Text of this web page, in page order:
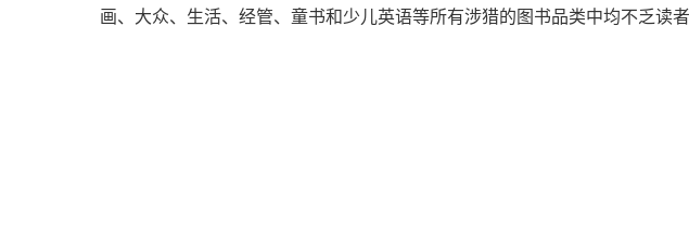
参考文献与进阶阅读
画、大众、生活、经管、童书和少儿英语等所有涉猎的图书品类中均不乏读